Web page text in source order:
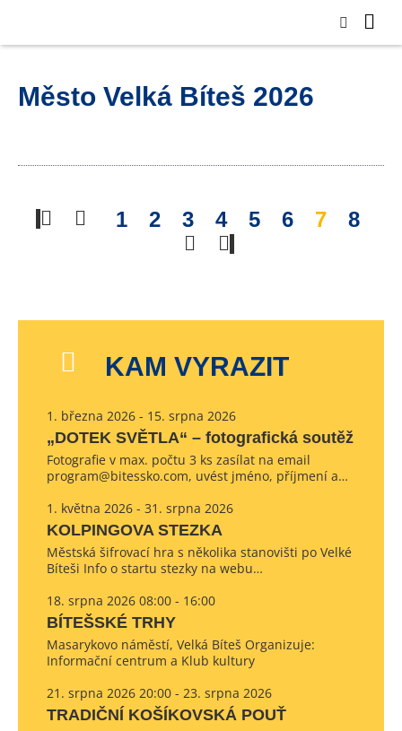
Město Velká Bíteš 2026
1 2 3 4 5 6 7 8
KAM VYRAZIT
1. března 2026 - 15. srpna 2026
„DOTEK SVĚTLA“ – fotografická soutěž
Fotografie v max. počtu 3 ks zasílat na email
program@bitessko.com, uvést jméno, příjmení a…
1. května 2026 - 31. srpna 2026
KOLPINGOVA STEZKA
Městská šifrovací hra s několika stanovišti po Velké
Bíteši Info o startu stezky na webu…
18. srpna 2026 08:00 - 16:00
BÍTEŠSKÉ TRHY
Masarykovo náměstí, Velká Bíteš Organizuje:
Informační centrum a Klub kultury
21. srpna 2026 20:00 - 23. srpna 2026
TRADIČNÍ KOŠÍKOVSKÁ POUŤ